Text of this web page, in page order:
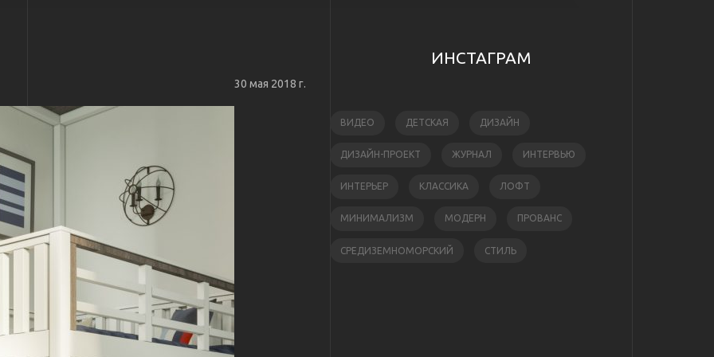
30 мая 2018 г.
ИНСТАГРАМ
ВИДЕО ДЕТСКАЯ ДИЗАЙН
ДИЗАЙН-ПРОЕКТ ЖУРНАЛ ИНТЕРВЬЮ
ИНТЕРЬЕР КЛАССИКА ЛОФТ
МИНИМАЛИЗМ МОДЕРН ПРОВАНС
СРЕДИЗЕМНОМОРСКИЙ СТИЛЬ